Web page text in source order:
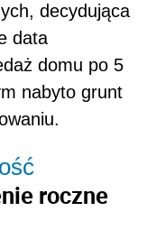
decydująca
data
domu po 5
nabyto grunt
roczne